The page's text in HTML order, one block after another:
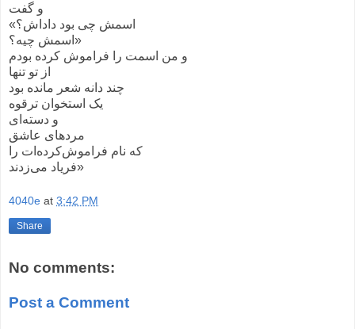
و گفت
«اسمش چی بود داداش؟
اسمش چیه؟»
و من اسمت را فراموش کرده بودم
از تو تنها
چند دانه شعر مانده بود
یک استخوان ترقوه
و دسته‌ای
مردهای عاشق
که نام فراموش‌کرده‌ات را
فریاد می‌زدند»
4040e at 3:42 PM
Share
No comments:
Post a Comment